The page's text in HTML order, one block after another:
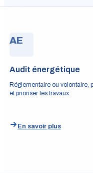
AE
Audit énergétique
Réglementaire ou volontaire,
et prioriser les travaux.
En savoir plus